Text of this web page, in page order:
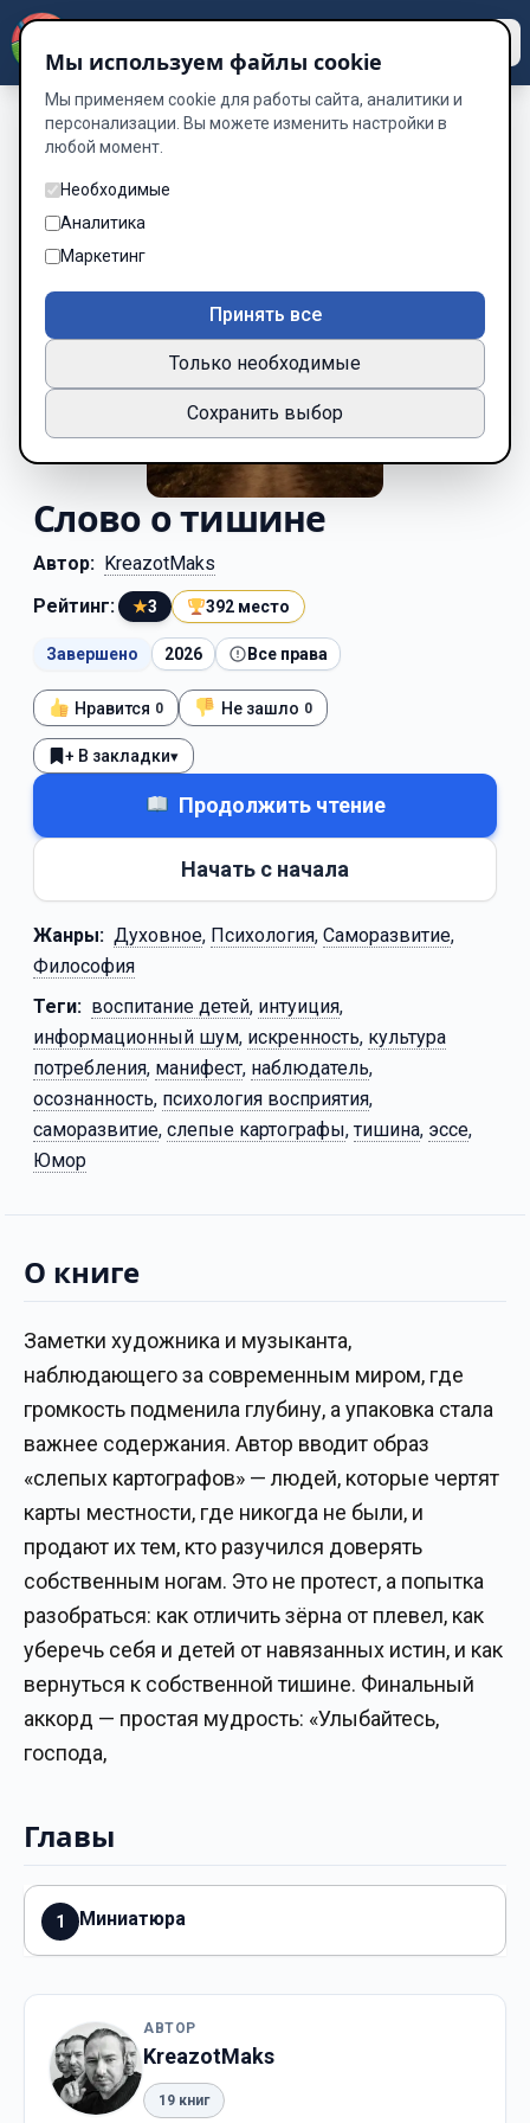
Слово о тишине
Автор: KreazotMaks
Рейтинг:
★3 392 место
Завершено 2026 Все права
Нравится 0 Не зашло 0
+ В закладки▾
Продолжить чтение
Начать с начала
Жанры: Духовное, Психология, Саморазвитие,
Философия
Теги: воспитание детей, интуиция,
информационный шум, искренность, культура
потребления, манифест, наблюдатель,
осознанность, психология восприятия,
саморазвитие, слепые картографы, тишина, эссе,
Юмор
О книге
Заметки художника и музыканта,
наблюдающего за современным миром, где
громкость подменила глубину, а упаковка стала
важнее содержания. Автор вводит образ
«слепых картографов» — людей, которые чертят
карты местности, где никогда не были, и
продают их тем, кто разучился доверять
собственным ногам. Это не протест, а попытка
разобраться: как отличить зёрна от плевел, как
уберечь себя и детей от навязанных истин, и как
вернуться к собственной тишине. Финальный
аккорд — простая мудрость: «Улыбайтесь,
господа,
Главы
1 Миниатюра
АВТОР
KreazotMaks
19 книг
Мы используем файлы cookie
Мы применяем cookie для работы сайта, аналитики и
персонализации. Вы можете изменить настройки в
любой момент.
Необходимые
Аналитика
Маркетинг
Принять все
Только необходимые
Сохранить выбор